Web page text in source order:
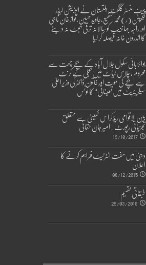
چیف منسٹر گلگت بلتستان نے اپوزیشن لیڈر
کیپٹن(ر)محمد شفیع،جاوید حسین،نواز خان ناجی
اور راجہ جہانزیب کو سالانہ ترقی بجٹ نہ دینے
کا اندرون خانہ فیصلہ کر لیا
بوائز ہائی سکول جلال آباد کے بچے چھت سے
محروم ، چلاس نیاٹ میں بجلی کے کرنٹ
سے بچے کی موت اور خاتون ڈاکٹر کی وزیراعلیٰ
سیکریٹریٹ میں تعیناتی‘‘ کا نوٹس
بین الاقوامی ریڈکراس کمیٹی سے متعلق
تجزیاتی رپورٹ۔امیر جان حقانی
19/10/2017
دبئی میں مفت انٹرنیٹ فراہم کرنے کا
اعلان
08/12/2015
طبقاتی تقسیم
29/03/2016